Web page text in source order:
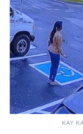
KAY